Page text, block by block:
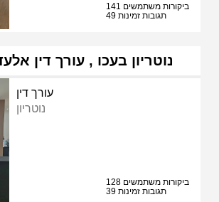
141 ביקורות משתמשים
49 תגובות זמינות
נוטריון בעכו , עורך דין
עורך דין
נוטריון
128 ביקורות משתמשים
39 תגובות זמינות